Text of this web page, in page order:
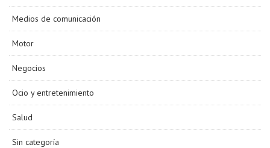
Medios de comunicación
Motor
Negocios
Ocio y entretenimiento
Salud
Sin categoría